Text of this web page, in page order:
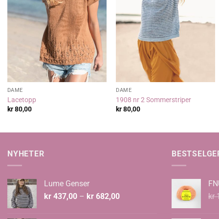
DAME
Lacetopp
kr80,00
DAME
1908 nr 2 Sommerstriper
kr80,00
NYHETER
Lume Genser
kr 437,00 – kr 682,00Prisområde:
kr